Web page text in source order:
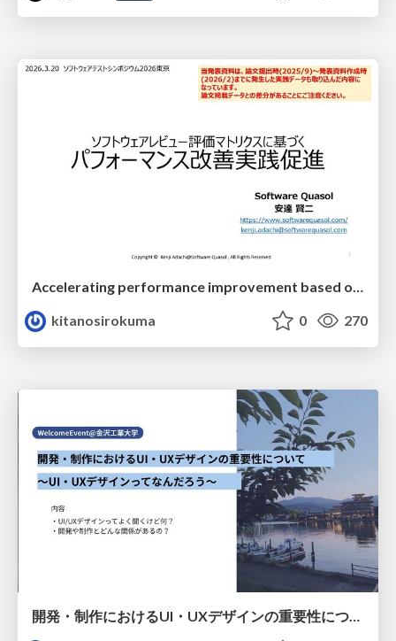
kitanosirokuma
0 270
開発・制作におけるUI・UXデザインの重要性について～UI・UXデザインってなんだろう～